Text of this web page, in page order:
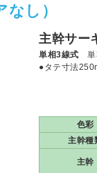
し）
主幹サー
単相3線式 単
●タテ寸法
色彩
主幹種
主幹